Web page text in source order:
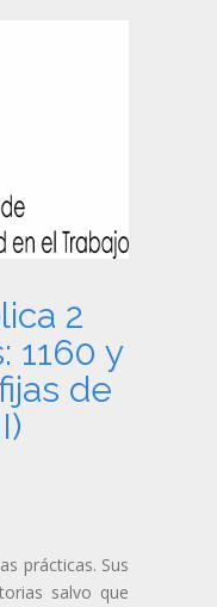
2
1160 y
de
prácticas. Sus
salvo que